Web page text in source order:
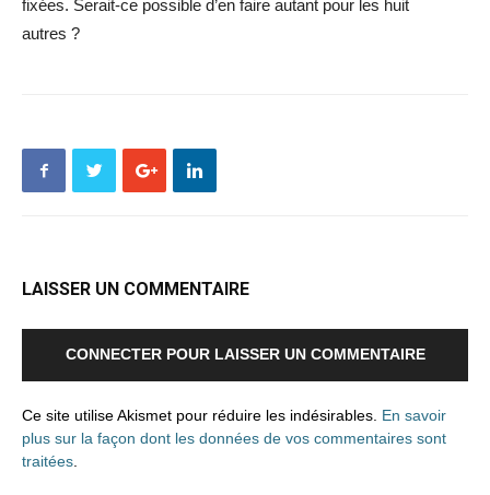
fixées. Serait-ce possible d’en faire autant pour les huit
autres ?
LAISSER UN COMMENTAIRE
CONNECTER POUR LAISSER UN COMMENTAIRE
Ce site utilise Akismet pour réduire les indésirables. En savoir
plus sur la façon dont les données de vos commentaires sont
traitées